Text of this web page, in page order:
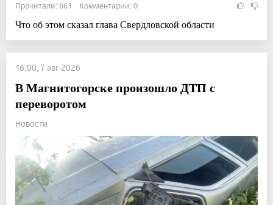
Прочитали: 661 Комментарии: 0
Что об этом сказал глава Свердловской области
16:00, 7 авг 2026
В Магнитогорске произошло ДТП с
переворотом
Новости